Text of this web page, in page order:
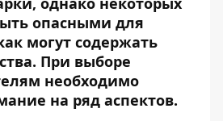
опасными для
могут содержать
При выборе
необходимо
на ряд аспектов.